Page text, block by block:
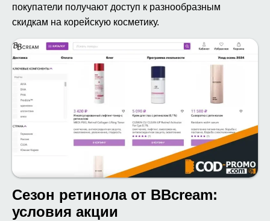
покупатели получают доступ к разнообразным
скидкам на корейскую косметику.
Сезон ретинола от BBcream:
условия акции